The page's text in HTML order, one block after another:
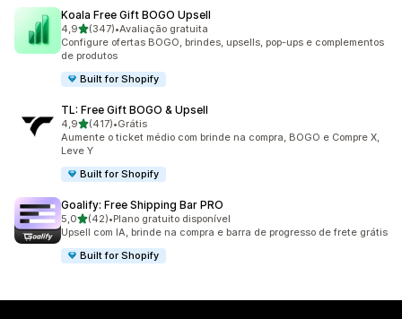
Koala Free Gift BOGO Upsell
4,9de 5 estrelas
(347)
347 avaliações ao todo
•Avaliação gratuita
Configure ofertas BOGO, brindes, upsells, pop-ups e complementos
de produtos
Built for Shopify
TL: Free Gift BOGO & Upsell
4,9de 5 estrelas
(417)
417 avaliações ao todo
•Grátis
Aumente o ticket médio com brinde na compra, BOGO e Compre X,
Leve Y
Built for Shopify
Goalify: Free Shipping Bar PRO
5,0de 5 estrelas
(42)
42 avaliações ao todo
•Plano gratuito disponível
Upsell com IA, brinde na compra e barra de progresso de frete grátis
Built for Shopify